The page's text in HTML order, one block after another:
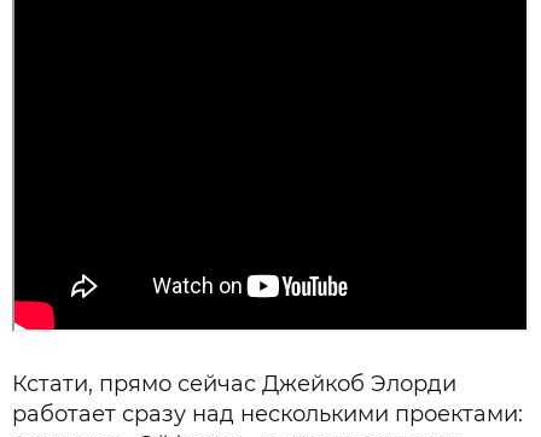
Кстати, прямо сейчас Джейкоб Элорди
работает сразу над несколькими проектами: